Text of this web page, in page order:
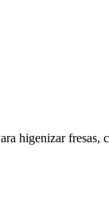
higenizar fresas,